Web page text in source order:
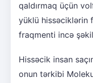
qaldırmaq üçün
yüklü hissəciklərin
fraqmenti incə
Hissəcik insan
onun tərkibi